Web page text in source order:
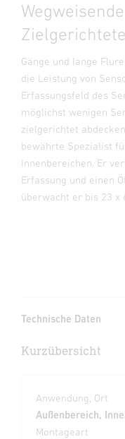
Gänge und lange
die Leistung von
Erfassungsfeld des
möglichst wenigen
zielgerichtet
bewährte Spezialist
Innenbereichen. Er
Erfassung und einen
überwacht er bis 23 x
Technische Daten
Kurzübersicht
Anwendung, Ort
Außenbereich,
Montageart